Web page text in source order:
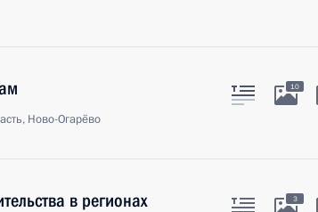
Ново-Огарёво
10
в регионах 3